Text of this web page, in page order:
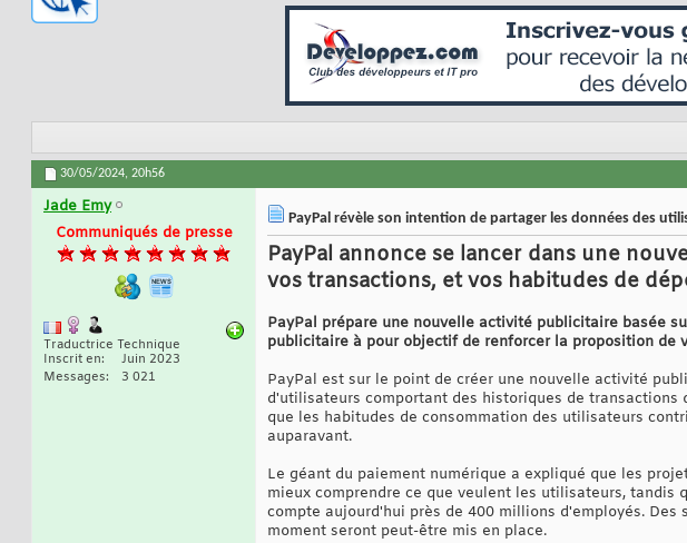
30/05/2024, 20h56
Jade Emy
Communiqués de presse
Traductrice Technique
Inscrit en
Juin 2023
Messages
3 021
PayPal révèle son intention de partager les données des
PayPal annonce se lancer dans une
vos transactions, et vos habitudes de
PayPal prépare une nouvelle activité publicitaire basée
publicitaire à pour objectif de renforcer la proposition de
PayPal est sur le point de créer une nouvelle activité
d'utilisateurs comportant des historiques de transactions
que les habitudes de consommation des utilisateurs
auparavant.
Le géant du paiement numérique a expliqué que les
mieux comprendre ce que veulent les utilisateurs,
compte aujourd'hui près de 400 millions d'employés.
moment seront peut-être mis en place.